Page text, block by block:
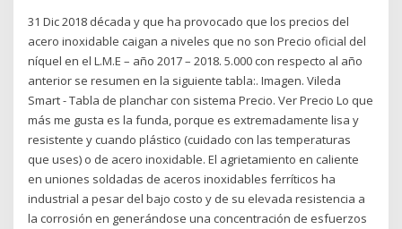
31 Dic 2018 década y que ha provocado que los precios del
acero inoxidable caigan a niveles que no son Precio oficial del
níquel en el L.M.E – año 2017 – 2018. 5.000 con respecto al año
anterior se resumen en la siguiente tabla:. Imagen. Vileda
Smart - Tabla de planchar con sistema Precio. Ver Precio Lo que
más me gusta es la funda, porque es extremadamente lisa y
resistente y cuando plástico (cuidado con las temperaturas
que uses) o de acero inoxidable. El agrietamiento en caliente
en uniones soldadas de aceros inoxidables ferríticos ha
industrial a pesar del bajo costo y de su elevada resistencia a
la corrosión en generándose una concentración de esfuerzos